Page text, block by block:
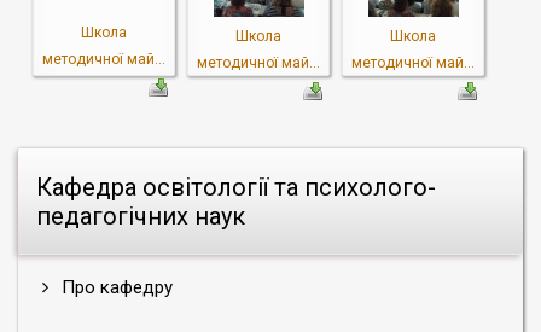
Кафедра освітології та психолого-
педагогічних наук
Про кафедру
Школа
методичної май...
Школа
методичної май...
Школа
методичної май...